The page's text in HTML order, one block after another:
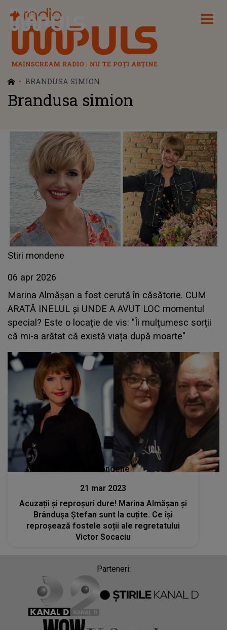
Radio Impuls
BRANDUSA SIMION
Brandusa simion
Stiri mondene
06 apr 2026
Marina Almășan a fost cerută în căsătorie. CUM
ARATĂ INELUL și UNDE A AVUT LOC momentul
special? Este o locație de vis: "Îi mulțumesc sorții
că mi-a arătat că există viața după moarte"
Stiri mondene
21 mar 2023
Acuzații și reproșuri dure! Marina Almășan și
Brândușa Ștefan sunt la cuțite. Ce își
reproșează fostele soții ale regretatului
Victor Socaciu
Parteneri: